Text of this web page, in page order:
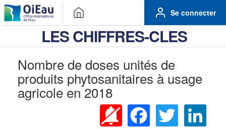
Se connecter
LES CHIFFRES-CLES
Nombre de doses unités de
produits phytosanitaires à usage
agricole en 2018
Facebook Twitter